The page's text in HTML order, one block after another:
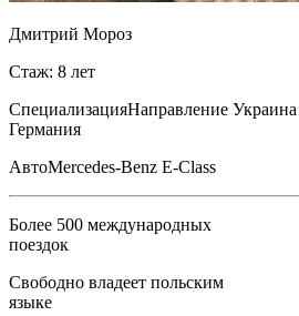
Дмитрий Мороз
Стаж: 8 лет
СпециализацияНаправление
Германия
АвтоMercedes-Benz E-Class
Более 500 международных
поездок
Свободно владеет польским
языке